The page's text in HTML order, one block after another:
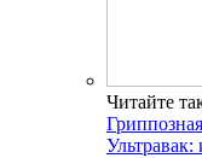
Читайте